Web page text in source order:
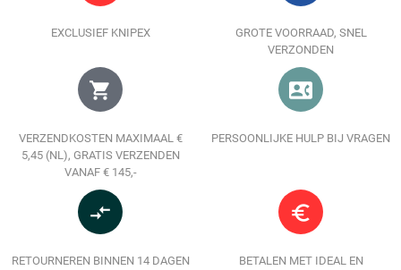
EXCLUSIEF KNIPEX
GROTE VOORRAAD, SNEL
VERZONDEN
shopping_cart
VERZENDKOSTEN MAXIMAAL €
5,45 (NL), GRATIS VERZENDEN
VANAF € 145,-
contact_phone
PERSOONLIJKE HULP BIJ VRAGEN
compare_arrows
RETOURNEREN BINNEN 14 DAGEN
euro_symbol
BETALEN MET IDEAL EN